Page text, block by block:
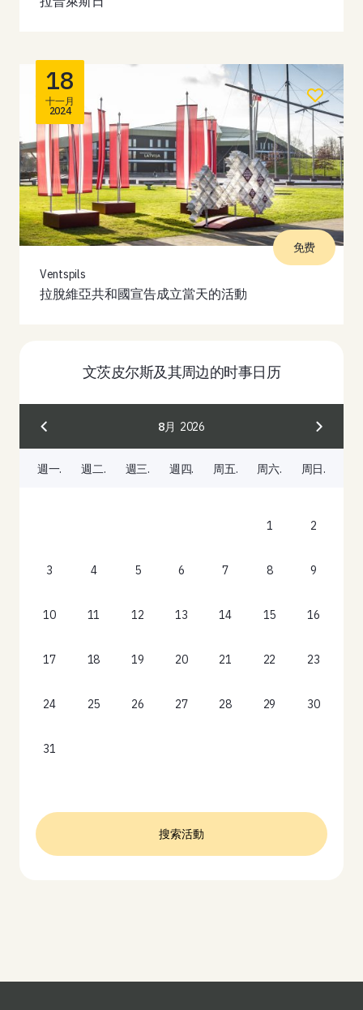
18
十一月
2024
Ventspils
拉脫維亞共和國宣告成立當天的活動
免费
文茨皮尔斯及其周边的时事日历
8月 2026
週一. 週二. 週三. 週四. 周五. 周六. 周日.
1 2
3 4 5 6 7 8 9
10 11 12 13 14 15 16
17 18 19 20 21 22 23
24 25 26 27 28 29 30
31
搜索活動